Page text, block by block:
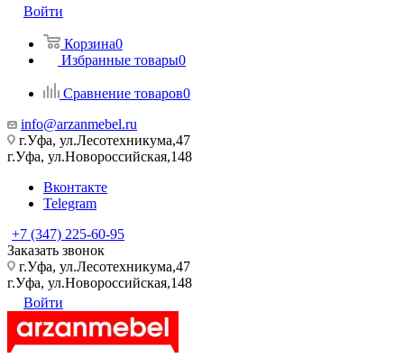
Войти
Корзина0
Избранные товары0
Сравнение товаров0
info@arzanmebel.ru
г.Уфа, ул.Лесотехникума,47
г.Уфа, ул.Новороссийская,148
Вконтакте
Telegram
+7 (347) 225-60-95
Заказать звонок
г.Уфа, ул.Лесотехникума,47
г.Уфа, ул.Новороссийская,148
Войти